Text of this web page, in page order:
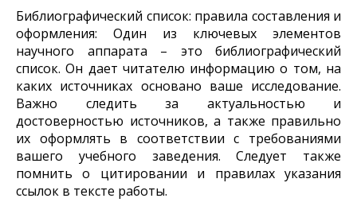
Библиографический список: правила составления и
оформления: Один из ключевых элементов
научного аппарата – это библиографический
список. Он дает читателю информацию о том, на
каких источниках основано ваше исследование.
Важно следить за актуальностью и
достоверностью источников, а также правильно
их оформлять в соответствии с требованиями
вашего учебного заведения. Следует также
помнить о цитировании и правилах указания
ссылок в тексте работы.